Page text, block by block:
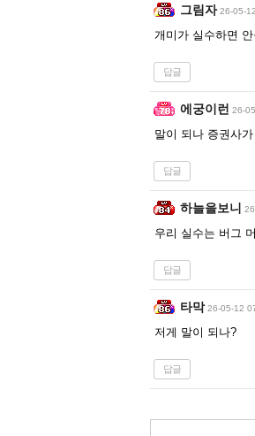
그림자 26-05-
개미가 실수하면
답글
에궁이런 26-
말이 되나 증권사
답글
하늘을보니
우리 실수는 버그
답글
타막 26-05-12
저게 말이 되나?
답글